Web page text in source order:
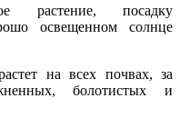
растение, посадку
освещенном солнце
на всех почвах, за
болотистых и